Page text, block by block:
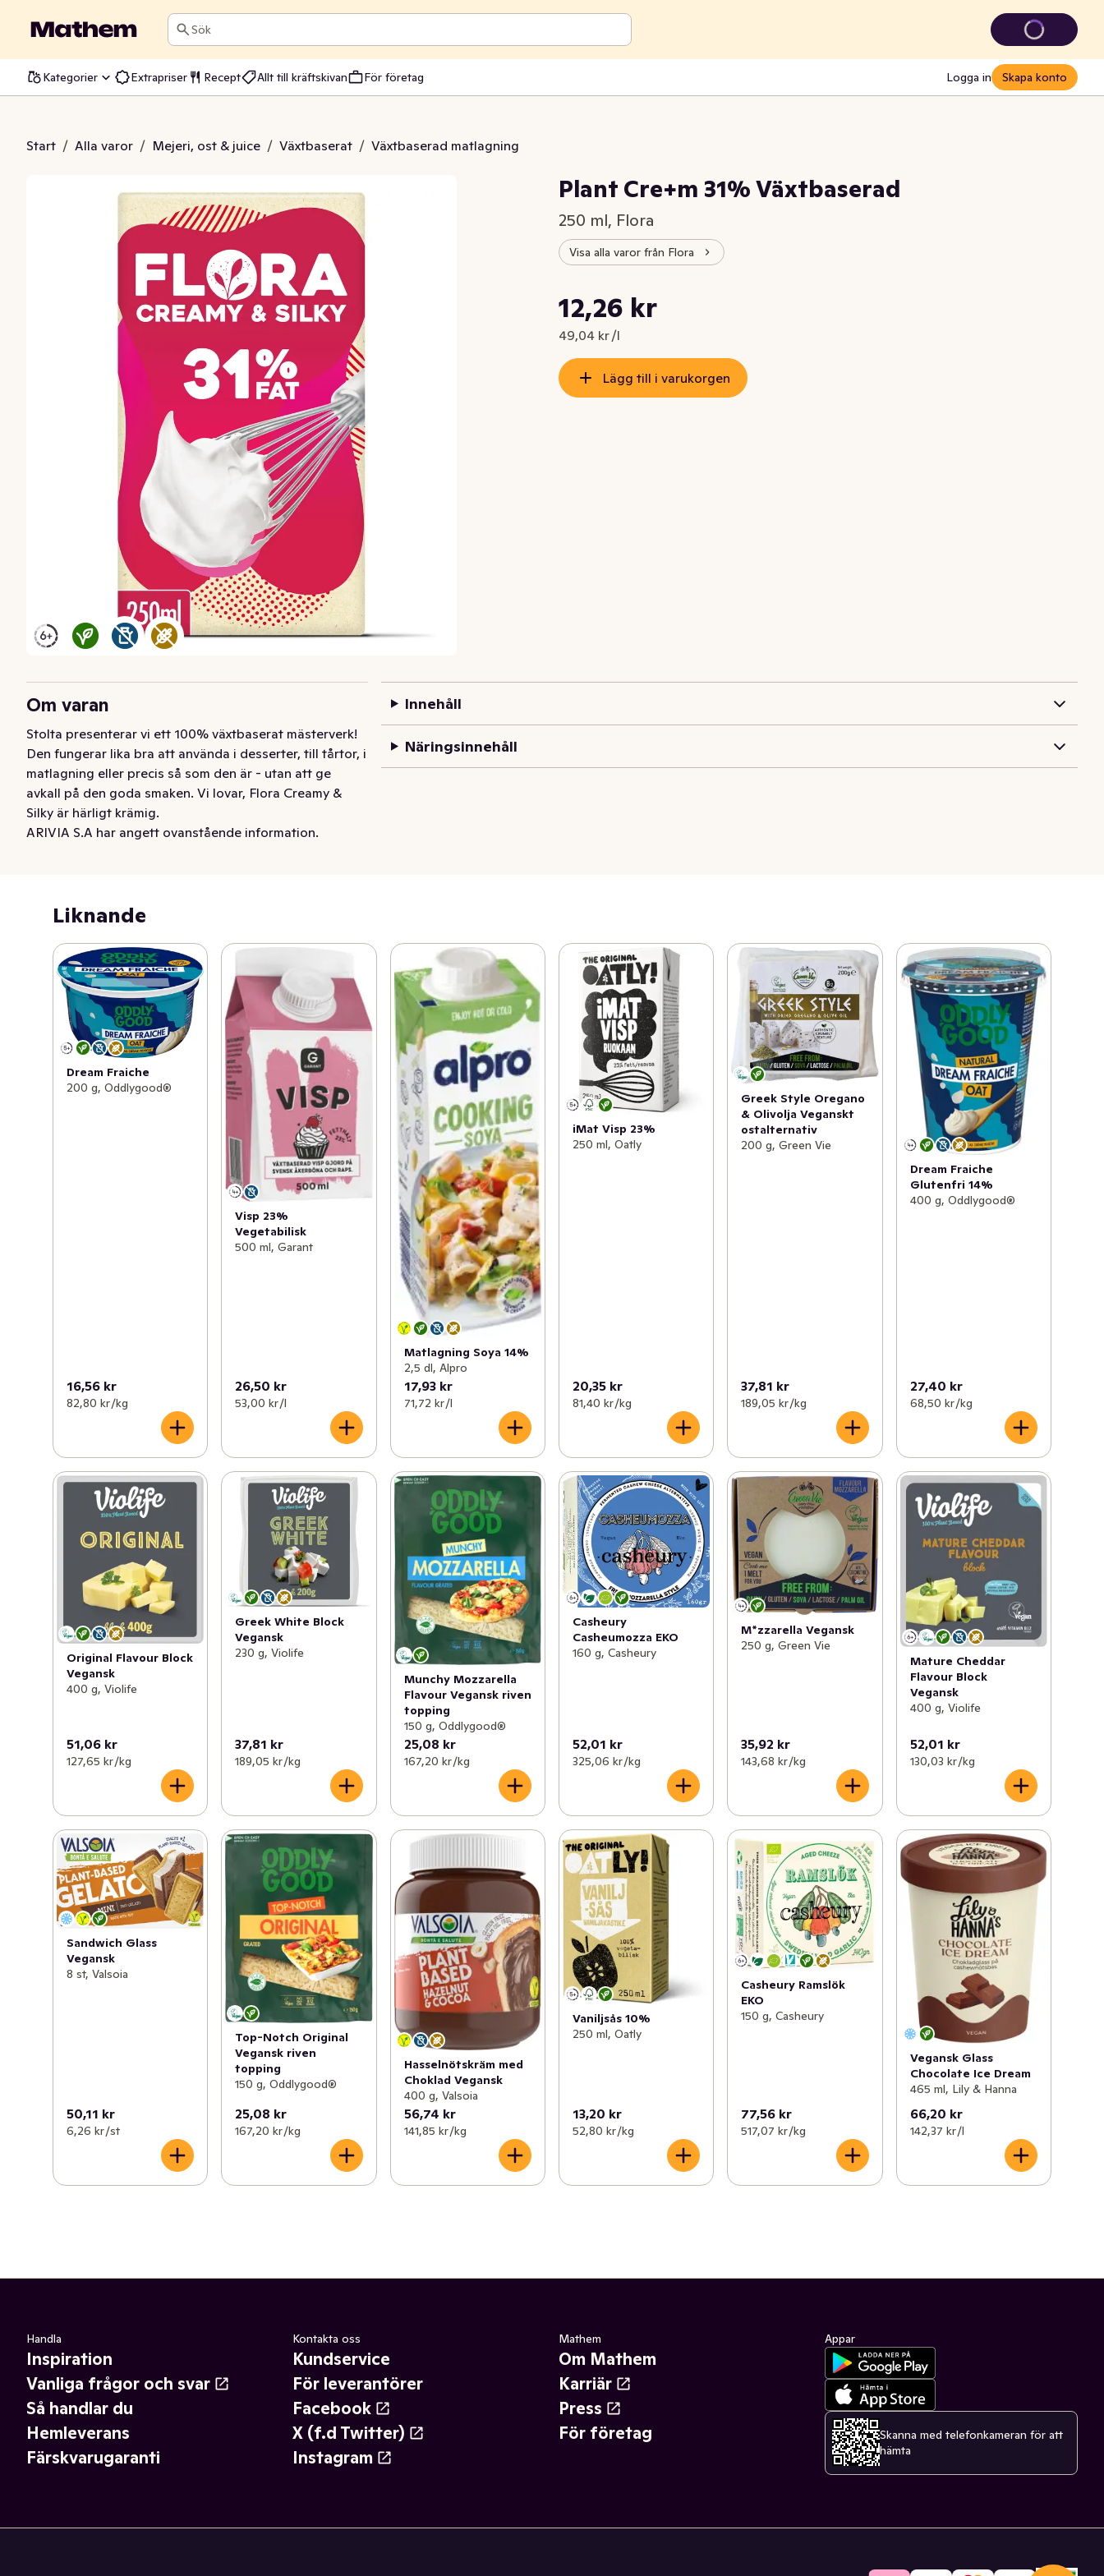
Sök
Kategorier Extrapriser Recept Allt till kräftskivan För företag Logga in Skapa konto
Start / Alla varor / Mejeri, ost & juice / Växtbaserat / Växtbaserad matlagning
31% Växtbaserad
Plant Cre+m 31% Växtbaserad
250 ml, Flora
Visa alla varor från Flora
Nuvarande pris är: 12,26 kr
12,26 kr
49,04 kr /l
Styckpris: 49,04 kr /l
Lägg till i varukorgen
Om varan
Stolta presenterar vi ett 100% växtbaserat mästerverk!
Den fungerar lika bra att använda i desserter, till tårtor, i
matlagning eller precis så som den är - utan att ge
avkall på den goda smaken. Vi lovar, Flora Creamy &
Silky är härligt krämig.
ARIVIA S.A har angett ovanstående information.
Innehåll
Näringsinnehåll
Liknande
Dream Fraiche
200 g, Oddlygood®
16,56 kr
82,80 kr /kg
Visp 23%
Vegetabilisk
500 ml, Garant
26,50 kr
53,00 kr /l
Matlagning Soya 14%
2,5 dl, Alpro
17,93 kr
71,72 kr /l
iMat Visp 23%
250 ml, Oatly
20,35 kr
81,40 kr /kg
Greek Style Oregano
& Olivolja Veganskt
ostalternativ
200 g, Green Vie
37,81 kr
189,05 kr /kg
Dream Fraiche
Glutenfri 14%
400 g, Oddlygood®
27,40 kr
68,50 kr /kg
Original Flavour Block
Vegansk
400 g, Violife
51,06 kr
127,65 kr /kg
Greek White Block
Vegansk
230 g, Violife
37,81 kr
189,05 kr /kg
Munchy Mozzarella
Flavour Vegansk riven
topping
150 g, Oddlygood®
25,08 kr
167,20 kr /kg
Casheury
Casheumozza EKO
160 g, Casheury
52,01 kr
325,06 kr /kg
M*zzarella Vegansk
250 g, Green Vie
35,92 kr
143,68 kr /kg
Mature Cheddar
Flavour Block
Vegansk
400 g, Violife
52,01 kr
130,03 kr /kg
Sandwich Glass
Vegansk
8 st, Valsoia
50,11 kr
6,26 kr /st
Top-Notch Original
Vegansk riven
topping
150 g, Oddlygood®
25,08 kr
167,20 kr /kg
Hasselnötskräm med
Choklad Vegansk
400 g, Valsoia
56,74 kr
141,85 kr /kg
Vaniljsås 10%
250 ml, Oatly
13,20 kr
52,80 kr /kg
Casheury Ramslök
EKO
150 g, Casheury
77,56 kr
517,07 kr /kg
Vegansk Glass
Chocolate Ice Dream
465 ml, Lily & Hanna
66,20 kr
142,37 kr /l
Handla
Inspiration
Vanliga frågor och svar
Så handlar du
Hemleverans
Färskvarugaranti
Kontakta oss
Kundservice
För leverantörer
Facebook
X (f.d Twitter)
Instagram
Mathem
Om Mathem
Karriär
Press
För företag
Appar
Skanna med telefonkameran för att
hämta